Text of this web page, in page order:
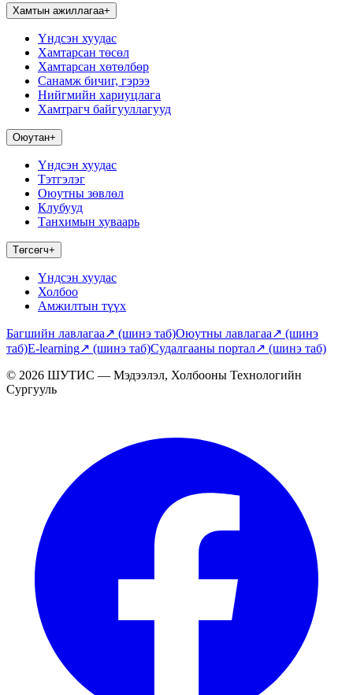
Хамтын ажиллагаа+
Үндсэн хуудас
Хамтарсан төсөл
Хамтарсан хөтөлбөр
Санамж бичиг, гэрээ
Нийгмийн хариуцлага
Хамтрагч байгууллагууд
Оюутан+
Үндсэн хуудас
Тэтгэлэг
Оюутны зөвлөл
Клубууд
Танхимын хуваарь
Төгсөгч+
Үндсэн хуудас
Холбоо
Амжилтын түүх
Багшийн лавлагаа↗ (шинэ таб)Оюутны лавлагаа↗ (шинэ
таб)E-learning↗ (шинэ таб)Судалгааны портал↗ (шинэ таб)
© 2026 ШУТИС — Мэдээлэл, Холбооны Технологийн
Сургууль